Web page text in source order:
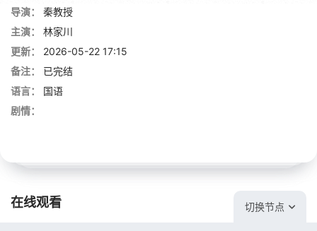
导演：
秦教授
主演：
林家川
更新：
2026-05-22 17:15
备注：
已完结
语言：
国语
剧情：
在线观看 切换节点